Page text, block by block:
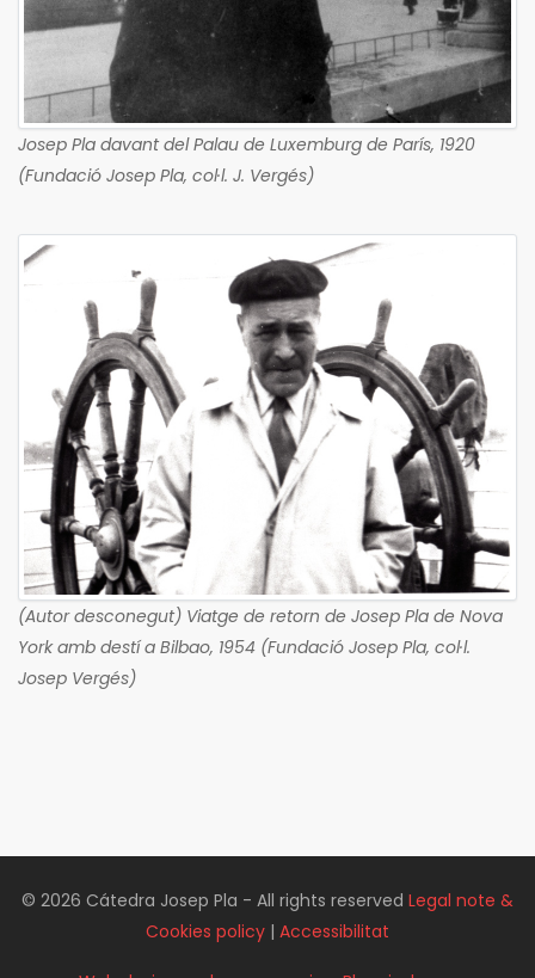
Josep Pla davant del Palau de Luxemburg de París, 1920
(Fundació Josep Pla, col·l. J. Vergés)
(Autor desconegut) Viatge de retorn de Josep Pla de Nova
York amb destí a Bilbao, 1954 (Fundació Josep Pla, col·l.
Josep Vergés)
© 2026 Cátedra Josep Pla - All rights reserved Legal note &
Cookies policy | Accessibilitat